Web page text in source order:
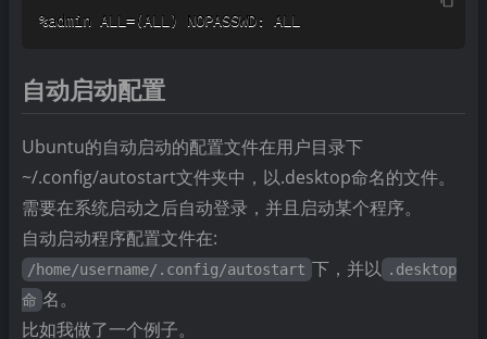
%admin ALL=(ALL) NOPASSWD: ALL
自动启动配置
Ubuntu的自动启动的配置文件在用户目录下
~/.config/autostart文件夹中，以.desktop命名的文件。
需要在系统启动之后自动登录，并且启动某个程序。
自动启动程序配置文件在:
/home/username/.config/autostart 下，并以 .desktop
命 名。
比如我做了一个例子。